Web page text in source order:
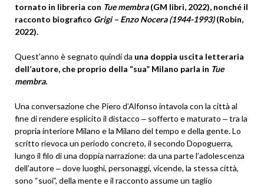
tornato in libreria con Tue membra(GM libri, 2022), nonché il
racconto biografico Grigi – Enzo Nocera (1944-1993)(Robin,
2022).
Quest’anno è segnato quindi da una doppia uscita letteraria
dell’autore, che proprio della “sua” Milano parla in Tue
membra.
Una conversazione che Piero d’Alfonso intavola con la città al
fine di rendere esplicito il distacco ‒ sofferto e maturato ‒ tra la
propria interiore Milano e la Milano del tempo e della gente. Lo
scritto rievoca un periodo concreto, il secondo Dopoguerra,
lungo il filo di una doppia narrazione: da una parte l’adolescenza
dell’autore ‒ dove luoghi, personaggi, vicende, la stessa città,
sono “suoi”, della mente e il racconto assume un taglio